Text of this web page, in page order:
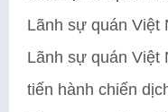
Lãnh sự quán Việt
Lãnh sự quán Việt
tiến hành chiến